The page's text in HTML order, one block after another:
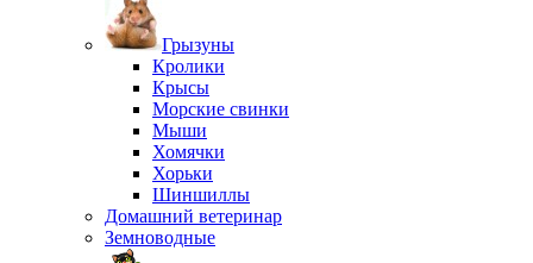
Грызуны
Кролики
Крысы
Морские свинки
Мыши
Хомячки
Хорьки
Шиншиллы
Домашний ветеринар
Земноводные